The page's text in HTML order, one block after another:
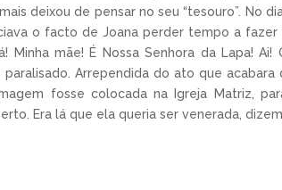
deixou de pensar no seu “tesouro”. No
o facto de Joana perder tempo a fazer
Minha mãe! É Nossa Senhora da Lapa!
Arrependida do ato que
fosse colocada na Igreja Matriz,
Era lá que ela queria ser venerada, dizem.